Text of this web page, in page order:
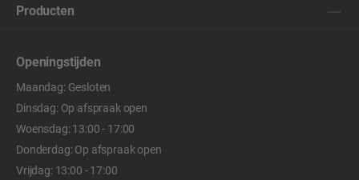
Producten
Openingstijden
Maandag: Gesloten
Dinsdag: Op afspraak open
Woensdag: 13:00 - 17:00
Donderdag: Op afspraak open
Vrijdag: 13:00 - 17:00